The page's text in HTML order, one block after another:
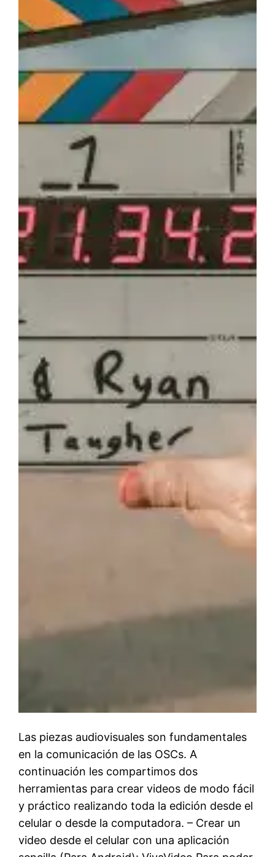
Las piezas audiovisuales son fundamentales
en la comunicación de las OSCs. A
continuación les compartimos dos
herramientas para crear videos de modo fácil
y práctico realizando toda la edición desde el
celular o desde la computadora. – Crear un
video desde el celular con una aplicación